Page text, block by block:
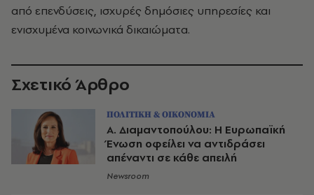
από επενδύσεις, ισχυρές δημόσιες υπηρεσίες και
ενισχυμένα κοινωνικά δικαιώματα.
Σχετικό Άρθρο
ΠΟΛΙΤΙΚΗ & ΟΙΚΟΝΟΜΙΑ
Α. Διαμαντοπούλου: Η Ευρωπαϊκή
Ένωση οφείλει να αντιδράσει
απέναντι σε κάθε απειλή
Newsroom